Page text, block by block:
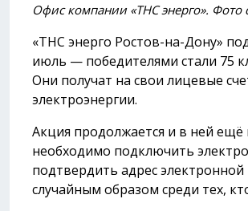
Офис компании «ТНС энерго». Фото
«ТНС энерго Ростов-на-Дону»
июль — победителями стали 75
Они получат на свои лицевые
электроэнергии.
Акция продолжается и в ней ещё
необходимо подключить
подтвердить адрес
случайным образом среди тех,